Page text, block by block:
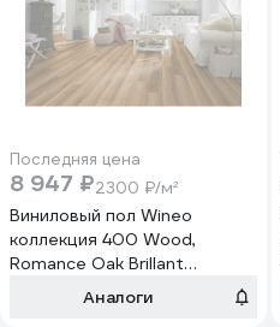
Последняя цена
8 947 ₽2300 ₽/м²
Виниловый пол Wineo
коллекция 400 Wood,
Romance Oak Brillant
Аналоги